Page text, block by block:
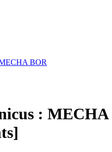
BOR
: MECHA